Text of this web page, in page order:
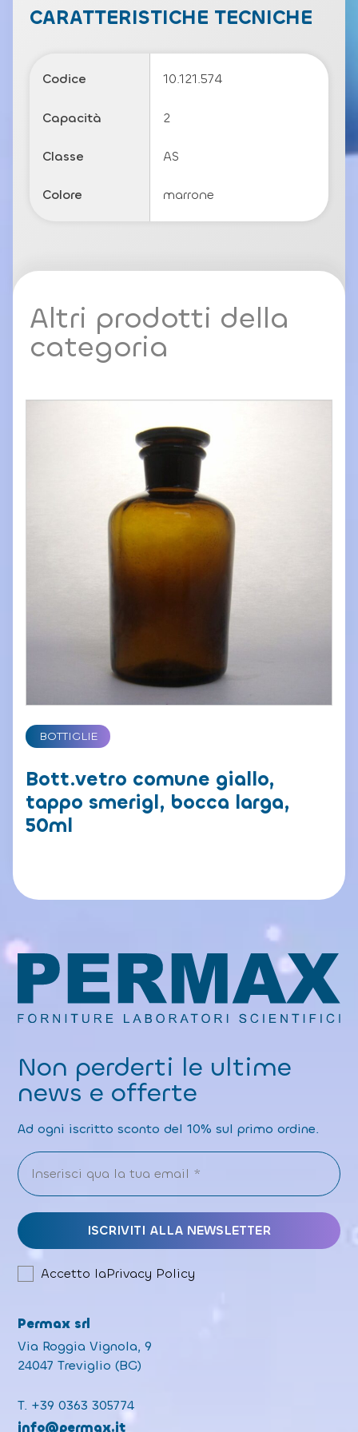
c
y
li
CARATTERISTICHE TECNICHE
Codice 10.121.574
Capacità 2
Classe AS
Colore marrone
Altri prodotti della
categoria
BOTTIGLIE
Bott.vetro comune giallo,
tappo smerigl, bocca larga,
50ml
Non perderti le ultime
news e offerte
Ad ogni iscritto sconto del 10% sul primo ordine.
Accetto laPrivacy Policy
Permax srl
Via Roggia Vignola, 9
24047 Treviglio (BG)
T. +39 0363 305774
info@permax.it